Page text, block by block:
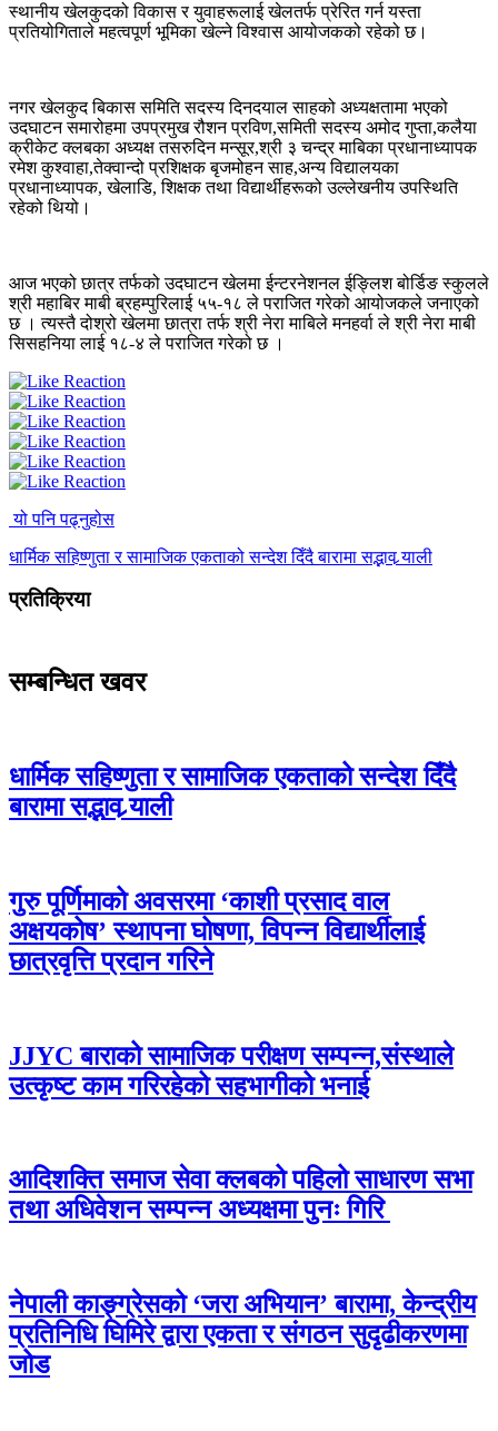
स्थानीय खेलकुदको विकास र युवाहरूलाई खेलतर्फ प्रेरित गर्न यस्ता
प्रतियोगिताले महत्वपूर्ण भूमिका खेल्ने विश्वास आयोजकको रहेको छ।
नगर खेलकुद बिकास समिति सदस्य दिनदयाल साहको अध्यक्षतामा भएको
उदघाटन समारोहमा उपप्रमुख रौशन प्रविण,समिती सदस्य अमोद गुप्ता,कलैया
क्रीकेट क्लबका अध्यक्ष तसरुदिन मन्सूर,श्री ३ चन्द्र माबिका प्रधानाध्यापक
रमेश कुश्वाहा,तेक्वान्दो प्रशिक्षक बृजमोहन साह,अन्य विद्यालयका
प्रधानाध्यापक, खेलाडि, शिक्षक तथा विद्यार्थीहरूको उल्लेखनीय उपस्थिति
रहेको थियो।
आज भएको छात्र तर्फको उदघाटन खेलमा ईन्टरनेशनल ईङ्लिश बोर्डिङ स्कुलले
श्री महाबिर माबी ब्रहम्पुरिलाई ५५-१८ ले पराजित गरेको आयोजकले जनाएको
छ । त्यस्तै दोश्रो खेलमा छात्रा तर्फ श्री नेरा माबिले मनहर्वा ले श्री नेरा माबी
सिसहनिया लाई १८-४ ले पराजित गरेको छ ।
यो पनि पढ्नुहोस
धार्मिक सहिष्णुता र सामाजिक एकताको सन्देश दिँदै बारामा सद्भाव र्‍याली
प्रतिक्रिया
सम्बन्धित खवर
धार्मिक सहिष्णुता र सामाजिक एकताको सन्देश दिँदै
बारामा सद्भाव र्‍याली
गुरु पूर्णिमाको अवसरमा ‘काशी प्रसाद वाल
अक्षयकोष’ स्थापना घोषणा, विपन्न विद्यार्थीलाई
छात्रवृत्ति प्रदान गरिने
JJYC बाराको सामाजिक परीक्षण सम्पन्न,संस्थाले
उत्कृष्ट काम गरिरहेको सहभागीको भनाई
आदिशक्ति समाज सेवा क्लबको पहिलो साधारण सभा
तथा अधिवेशन सम्पन्न अध्यक्षमा पुनः गिरि
नेपाली काङ्ग्रेसको ‘जरा अभियान’ बारामा, केन्द्रीय
प्रतिनिधि घिमिरे द्वारा एकता र संगठन सुदृढीकरणमा
जोड